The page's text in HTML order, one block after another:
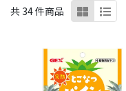
共 34 件商品